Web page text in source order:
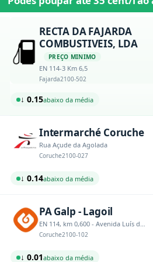
RECTA DA FAJARDA
COMBUSTIVEIS, LDA
PREÇO MINIMO
EN 114-3 Km 6,5
Fajarda2100-502
↓ 0.15abaixo da média
Intermarché Coruche
Rua Açude da Agolada
Coruche2100-027
↓ 0.14abaixo da média
PA Galp - Lagoil
EN 114, km 0,600 - Avenida Luís de Camões
Coruche2100-102
↓ 0.01abaixo da média